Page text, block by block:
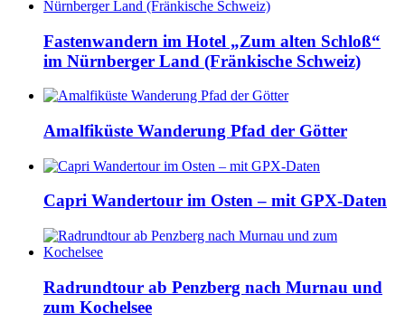
Fastenwandern im Hotel „Zum alten Schloß“
im Nürnberger Land (Fränkische Schweiz)
Amalfiküste Wanderung Pfad der Götter
Capri Wandertour im Osten – mit GPX-Daten
Radrundtour ab Penzberg nach Murnau und
zum Kochelsee